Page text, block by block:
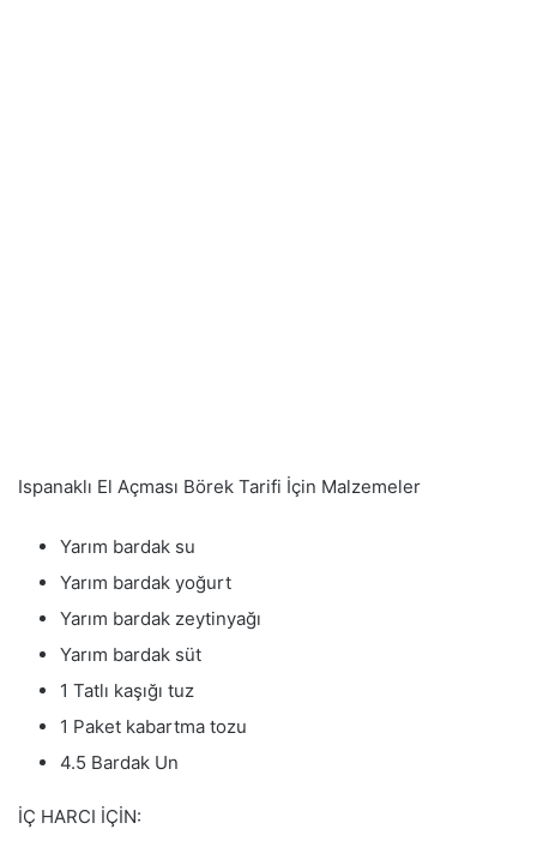
Ispanaklı El Açması Börek Tarifi İçin Malzemeler
Yarım bardak su
Yarım bardak yoğurt
Yarım bardak zeytinyağı
Yarım bardak süt
1 Tatlı kaşığı tuz
1 Paket kabartma tozu
4.5 Bardak Un
İÇ HARCI İÇİN: